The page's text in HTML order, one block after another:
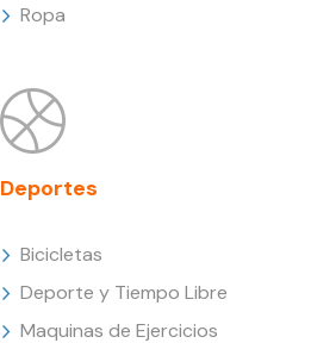
Ropa
Deportes
Bicicletas
Deporte y Tiempo Libre
Maquinas de Ejercicios